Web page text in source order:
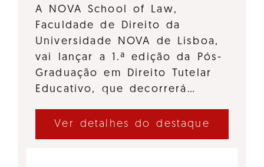
A NOVA School of Law,
Faculdade de Direito da
Universidade NOVA de Lisboa,
vai lançar a 1.ª edição da Pós-
Graduação em Direito Tutelar
Educativo, que decorrerá…
Ver detalhes do destaque